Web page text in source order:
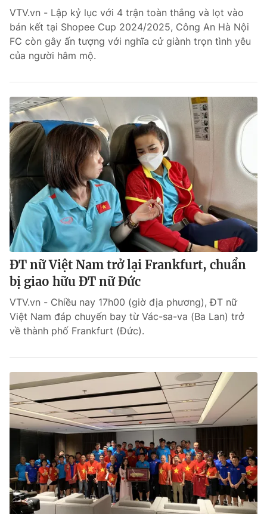
Bóng đá
Thể thao Điện tử
VIDEO
Bên lề
THỜI BÁO VTV
Theo dõi báo trên
Cơ quan chủ quản:Đài Truyền hình Việt Nam
Cơ quan báo chí:
Giấy phép hoạt động báo in và báo điện tử số 483/GP-BTTTT
Tổng Biên tập:Vũ Thanh Thủy
Phó Tổng Biên tập:
Nguyễn Thị Mỹ Hạnh, Phạm Quốc Thắng,
Nguyễn Trọng Ninh
Tổng đài VTV:024.38 355 931 - 024.38 355 932
Ðiện thoại Thời báo VTV:024.66 897 897
Liên hệ quảng cáo:0966 196 377
Email:toasoan@vtv.vn
VTV.vn - Lập kỷ lục với 4 trận toàn thắng và lọt vào
bán kết tại Shopee Cup 2024/2025, Công An Hà Nội
FC còn gây ấn tượng với nghĩa cử giành trọn tình yêu
của người hâm mộ.
ĐT nữ Việt Nam trở lại Frankfurt, chuẩn
bị giao hữu ĐT nữ Đức
VTV.vn - Chiều nay 17h00 (giờ địa phương), ĐT nữ
Việt Nam đáp chuyến bay từ Vác-sa-va (Ba Lan) trở
về thành phố Frankfurt (Đức).